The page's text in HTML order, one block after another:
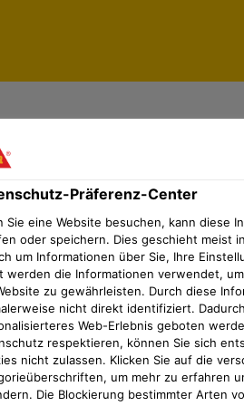
und Behälter
Becken und Behälter
Teiche,
Abdichtung.
meldet sich
Becken und
Duschen oder
Präferenz-Center
Sie eine Website besuchen, kann diese
oder speichern. Dies geschieht meist
um Informationen über Sie, Ihre
werden die Informationen verwendet,
zu gewährleisten. Durch diese
nicht direkt identifiziert.
Web-Erlebnis geboten
respektieren, können Sie sich
nicht zulassen. Klicken Sie auf die
um mehr zu erfahren
Die Blockierung bestimmter Arten